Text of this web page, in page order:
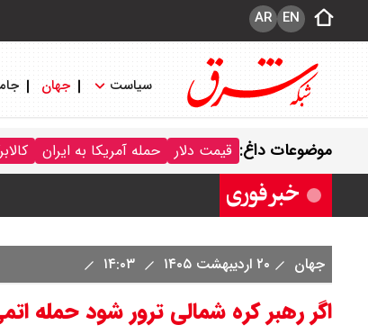
EN
AR
سیاست جهان
موضوعات داغ: قیمت دلار حمله آمریکا به ایران
ترکیه و عراق، پروژه کاهش
جهان ۲۰ اردیبهشت ۱۴۰۵
اگر رهبر کره شمالی ترور شود حمله